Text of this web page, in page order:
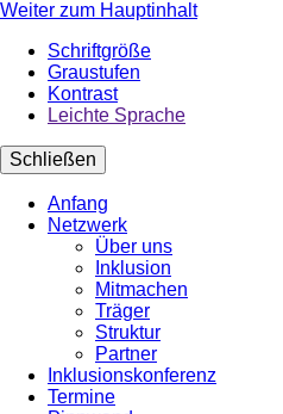
Weiter zum Hauptinhalt
Schriftgröße
Graustufen
Kontrast
Leichte Sprache
Schließen
Anfang
Netzwerk
Über uns
Inklusion
Mitmachen
Träger
Struktur
Partner
Inklusionskonferenz
Termine